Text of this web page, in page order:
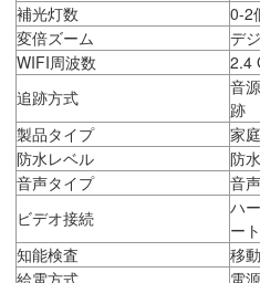
補光灯数
0-2
変倍ズーム
デ
WIFI周波数
2.4
追跡方式
音
跡
製品タイプ
家
防水レベル
防
音声タイプ
音
ビデオ接続
ハ
ー
知能検査
移
給電方式
電